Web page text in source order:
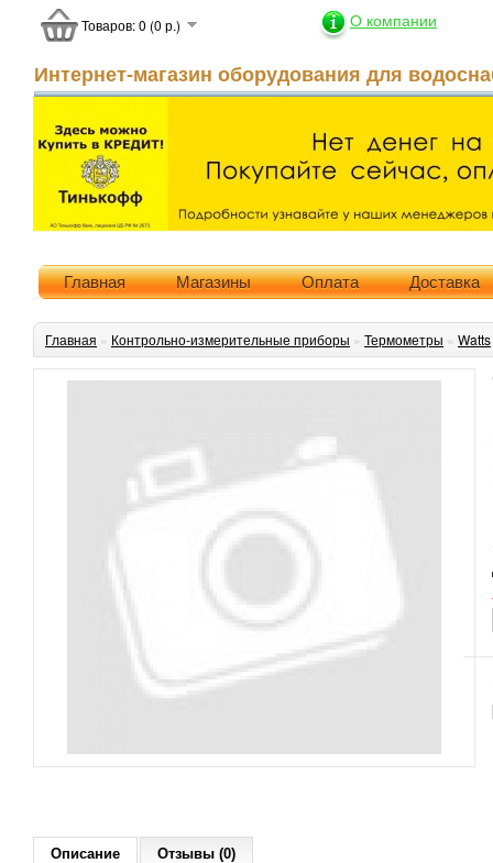
О компании
Интернет-магазин оборудования для
Товаров: 0 (0 р.)
Главная Магазины Оплата Доставка
Главная » Контрольно-измерительные приборы » Термометры » Watts
Описание Отзывы (0)